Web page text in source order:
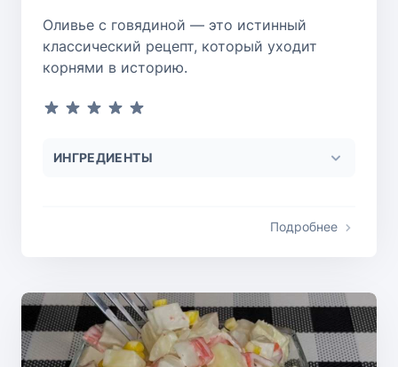
Оливье с говядиной — это истинный
классический рецепт, который уходит
корнями в историю.
ИНГРЕДИЕНТЫ
Подробнее